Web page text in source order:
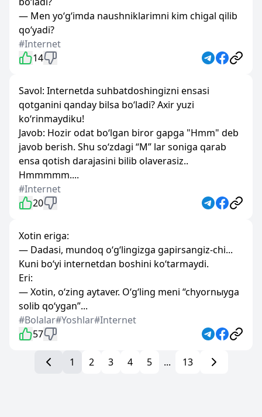
— Men yo‘g‘imda naushniklarimni kim chigal qilib
qo‘yadi?
#Internet
14
Savol: Internetda suhbatdoshingizni ensasi
qotganini qanday bilsa bo‘ladi? Axir yuzi
ko‘rinmaydiku!
Javob: Hozir odat bo‘lgan biror gapga "Hmm" deb
javob berish. Shu so‘zdagi “M” lar soniga qarab
ensa qotish darajasini bilib olaverasiz..
Hmmmmm....
#Internet
20
Xotin eriga:
— Dadasi, mundoq o‘g‘lingizga gapirsangiz-chi...
Kuni bo‘yi internetdan boshini ko‘tarmaydi.
Eri:
— Xotin, o‘zing aytaver. O‘g‘ling meni “chyornыyga
solib qo‘ygan”...
#Bolalar#Yoshlar#Internet
57
1 2 3 4 5 ... 13